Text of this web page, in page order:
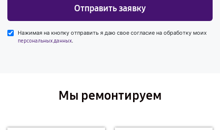
Отправить заявку
Нажимая на кнопку отправить я даю свое согласие на обработку моих
персональных данных.
Мы ремонтируем